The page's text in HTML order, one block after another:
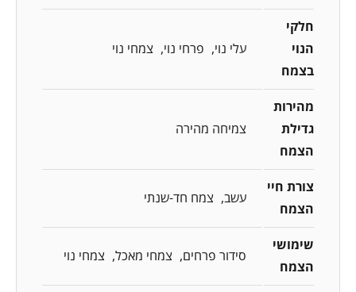
חלקי
הנוי
בצמח
עלי נוי פרחי נוי צמחי נוי
מהירות
גדילת
הצמח
צמיחה מהירה
צורת חיי
הצמח
עשב צמח חד-שנתי
שימושי
הצמח
סידור פרחים צמחי מאכל צמחי נוי